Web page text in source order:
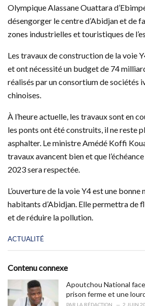
Olympique Alassane Ouattara
désengorger le centre d’Abidjan et de
zones industrielles et touristiques de
Les travaux de construction de la voie
et ont nécessité un budget de 74
réalisés par un consortium de sociétés
chinoises.
À l’heure actuelle, les travaux sont en
les ponts ont été construits, il ne reste
asphalter. Le ministre Amédé Koffi
travaux avancent bien et que
2023 sera respectée.
L’ouverture de la voie Y4 est une bonne
habitants d’Abidjan. Elle permettra de
et de réduire la pollution.
C
e
r
ACTUALITÉ
Contenu connexe
Apoutchou National
prison ferme et une
PAR LA RÉDACTION 2 JUIN